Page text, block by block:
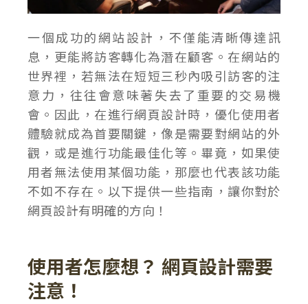
一個成功的網站設計，不僅能清晰傳達訊
息，更能將訪客轉化為潛在顧客。在網站的
世界裡，若無法在短短三秒內吸引訪客的注
意力，往往會意味著失去了重要的交易機
會。因此，在進行網頁設計時，優化使用者
體驗就成為首要關鍵，像是需要對網站的外
觀，或是進行功能最佳化等。畢竟，如果使
用者無法使用某個功能，那麼也代表該功能
不如不存在。以下提供一些指南，讓你對於
網頁設計有明確的方向！
使用者怎麼想？ 網頁設計需要
注意！